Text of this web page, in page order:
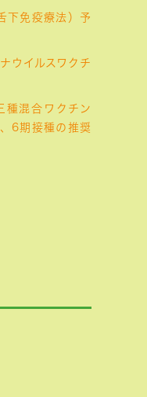
下免疫療法）予
ウイルスワクチ
種混合ワクチン
6期接種の推奨